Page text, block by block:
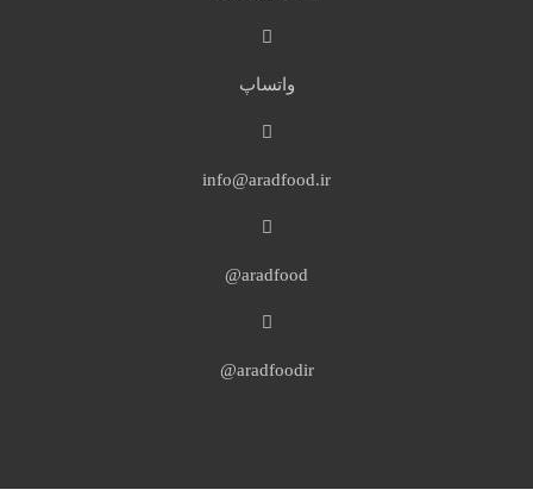
واتساپ
info@aradfood.ir
aradfood@
aradfoodir@